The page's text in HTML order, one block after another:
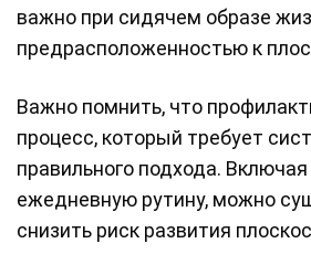
важно при сидячем образе
предрасположенностью к
Важно помнить, что
процесс, который требует
правильного подхода.
ежедневную рутину, можно
снизить риск развития